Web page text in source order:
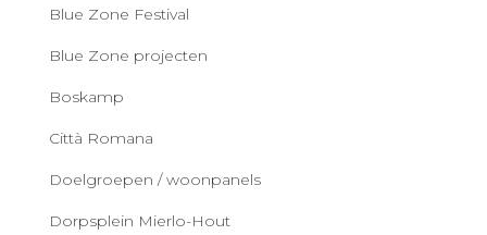
Blue Zone Festival
Blue Zone projecten
Boskamp
Città Romana
Doelgroepen / woonpanels
Dorpsplein Mierlo-Hout